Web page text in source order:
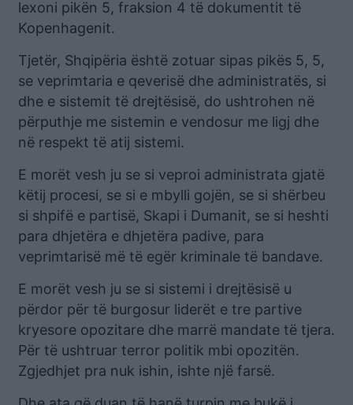
lexoni pikën 5, fraksion 4 të dokumentit të
Kopenhagenit.
Tjetër, Shqipëria është zotuar sipas pikës 5, 5,
se veprimtaria e qeverisë dhe administratës, si
dhe e sistemit të drejtësisë, do ushtrohen në
përputhje me sistemin e vendosur me ligj dhe
në respekt të atij sistemi.
E morët vesh ju se si veproi administrata gjatë
këtij procesi, se si e mbylli gojën, se si shërbeu
si shpifë e partisë, Skapi i Dumanit, se si heshti
para dhjetëra e dhjetëra padive, para
veprimtarisë më të egër kriminale të bandave.
E morët vesh ju se si sistemi i drejtësisë u
përdor për të burgosur liderët e tre partive
kryesore opozitare dhe marrë mandate të tjera.
Për të ushtruar terror politik mbi opozitën.
Zgjedhjet pra nuk ishin, ishte një farsë.